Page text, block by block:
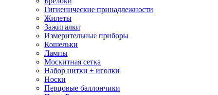
Гигиенические принадлежности
Жилеты
Зажигалки
Измерительные приборы
Кошельки
Лампы
Москитная сетка
Набор нитки + иголки
Носки
Перцовые баллончики